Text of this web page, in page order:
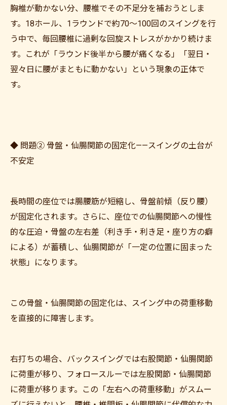
胸椎が動かない分、腰椎でその不足分を補おうとしま
す。18ホール、1ラウンドで約70〜100回のスイングを行
う中で、毎回腰椎に過剰な回旋ストレスがかかり続けま
す。これが「ラウンド後半から腰が痛くなる」「翌日・
翌々日に腰がまともに動かない」という現象の正体で
す。
◆ 問題② 骨盤・仙腸関節の固定化——スイングの土台が
不安定
長時間の座位では腸腰筋が短縮し、骨盤前傾（反り腰）
が固定化されます。さらに、座位での仙腸関節への慢性
的な圧迫・骨盤の左右差（利き手・利き足・座り方の癖
による）が蓄積し、仙腸関節が「一定の位置に固まった
状態」になります。
この骨盤・仙腸関節の固定化は、スイング中の荷重移動
を直接的に障害します。
右打ちの場合、バックスイングでは右股関節・仙腸関節
に荷重が移り、フォロースルーでは左股関節・仙腸関節
に荷重が移ります。この「左右への荷重移動」がスムー